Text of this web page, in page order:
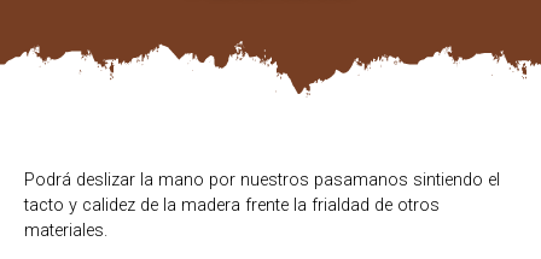
Podrá deslizar la mano por nuestros pasamanos sintiendo el
tacto y calidez de la madera frente la frialdad de otros
materiales.